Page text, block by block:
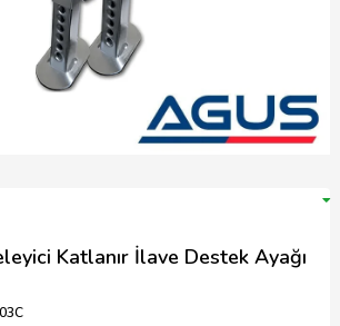
Katlanır İlave Destek Ayağı